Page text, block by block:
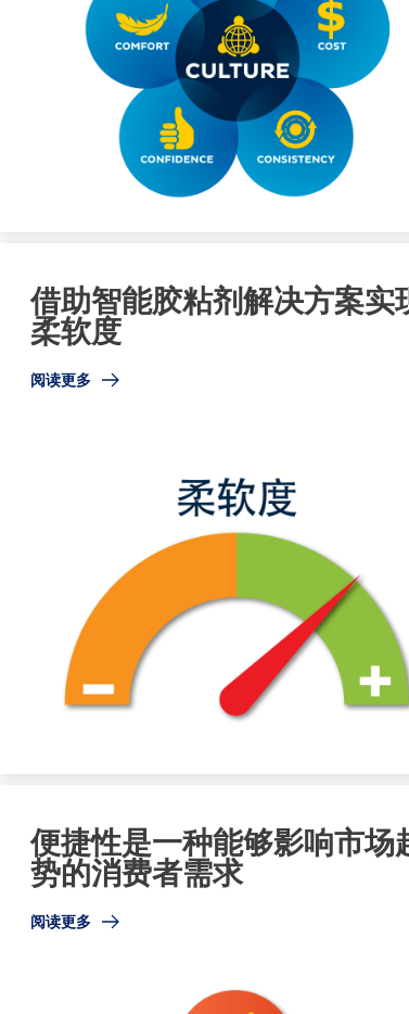
借助智能胶粘剂解决方案实
柔软度
阅读更多
便捷性是一种能够影响市场
势的消费者需求
阅读更多